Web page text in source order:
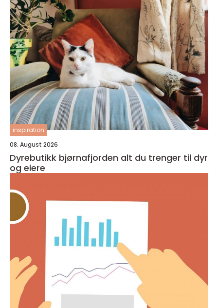
inspiration
08. August 2026
Dyrebutikk bjørnafjorden alt du trenger til dyr
og eiere